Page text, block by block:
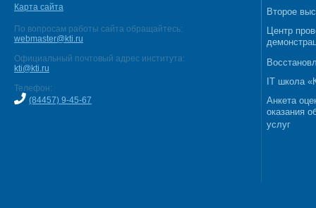
Карта сайта
По вопросам работы сайта обращайтесь:
webmaster@kti.ru
Официальный почтовый адрес института:
kti@kti.ru
Телефон:
(84457) 9-45-67
Второе
Центр
IT школа
Анкета
оказания
услуг